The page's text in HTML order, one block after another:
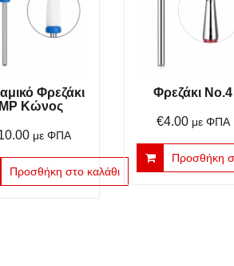
Φρεζάκι
MP Κώνος
με ΦΠΑ
Προσθήκη στο καλάθι
Φρεζάκι No.4
€4.00 με ΦΠΑ
Προσθήκη